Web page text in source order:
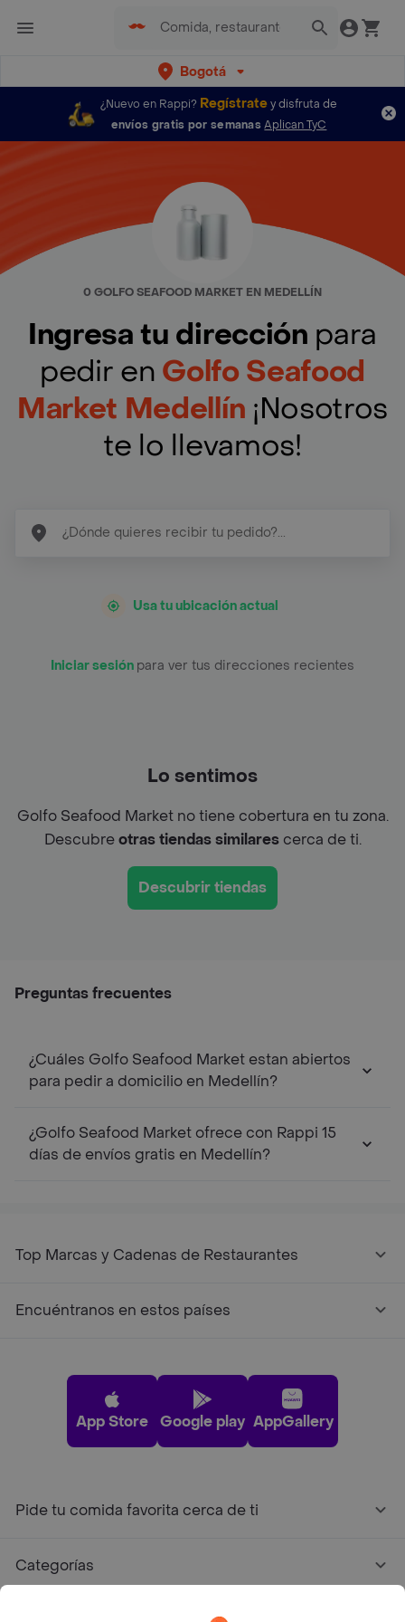
Bogotá
¿Nuevo en Rappi? Regístratey disfruta de
envíos gratis por semanas Aplican TyC
0 GOLFO SEAFOOD MARKET EN MEDELLÍN
Ingresa tu dirección para
pedir en Golfo Seafood
Market Medellín ¡Nosotros
te lo llevamos!
Usa tu ubicación actual
Iniciar sesión para ver tus direcciones recientes
Lo sentimos
Golfo Seafood Market no tiene cobertura en tu zona.
Descubreotras tiendas similarescerca de ti.
Descubrir tiendas
Preguntas frecuentes
¿Cuáles Golfo Seafood Market estan abiertos
para pedir a domicilio en Medellín?
¿Golfo Seafood Market ofrece con Rappi 15
días de envíos gratis en Medellín?
Top Marcas y Cadenas de Restaurantes
Encuéntranos en estos países
App Store Google play AppGallery
Pide tu comida favorita cerca de ti
Categorías